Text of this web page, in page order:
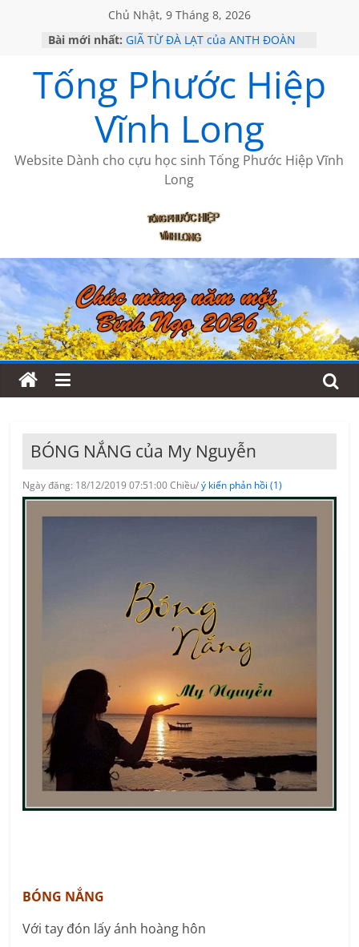
Chủ Nhật, 9 Tháng 8, 2026
Bài mới nhất: GIÃ TỪ ĐÀ LẠT của ANTH ĐOÀN
KHÔNG ĐỀ 20 CỦA THÁI LÃO
KHÔNG ĐỀ 19 CỦA THÁI LÃO
CHÙM THƠ CỦA BÍCH HÀ
Tống Phước Hiệp
Vĩnh Long
Website Dành cho cựu học sinh Tống Phước Hiệp Vĩnh
Long
BÓNG NẮNG của My Nguyễn
Ngày đăng: 18/12/2019 07:51:00 Chiều/ý kiến phản hồi (1)
BÓNG NẮNG
Với tay đón lấy ánh hoàng hôn